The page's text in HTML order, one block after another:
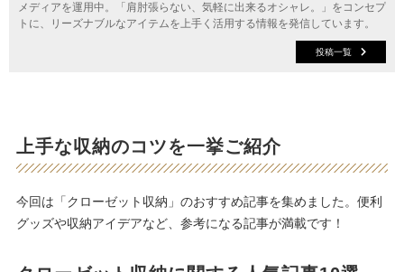
メディアを運用中。「肩肘張らない、気軽に出来るオシャレ。」をコンセプ
トに、リーズナブルなアイテムを上手く活用する情報を発信しています。
投稿一覧
上手な収納のコツを一挙ご紹介
今回は「クローゼット収納」のおすすめ記事を集めました。便利
グッズや収納アイデアなど、参考になる記事が満載です！